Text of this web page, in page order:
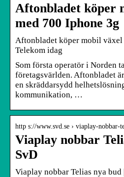
Aftonbladet köper
med 700 Iphone 3g
Aftonbladet köper mobil växel
Telekom idag
Som första operatör i Norden
företagsvärlden. Aftonbladet
en skräddarsydd
kommunikation, …
http s://www.svd.se › viaplay-nobbar-
Viaplay nobbar
SvD
Viaplay nobbar Telias nya bud